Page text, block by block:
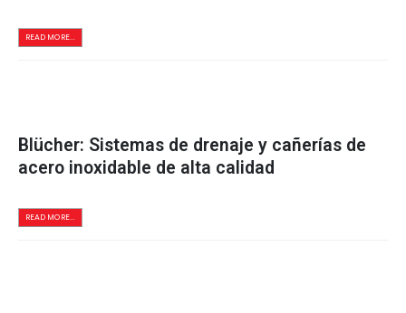
READ MORE...
Blücher: Sistemas de drenaje y cañerías de
acero inoxidable de alta calidad
READ MORE...